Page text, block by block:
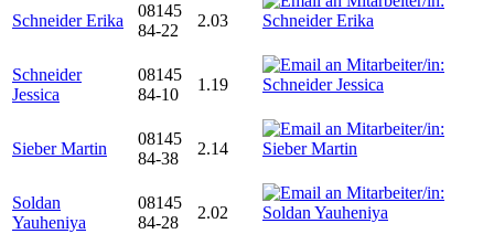
Schneider Erika
08145
84-22
2.03
Schneider
Jessica
08145
84-10
1.19
Sieber Martin
08145
84-38
2.14
Soldan
Yauheniya
08145
84-28
2.02